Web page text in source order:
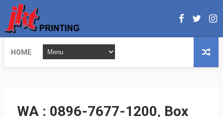
HOME
WA : 0896-7677-1200, Box